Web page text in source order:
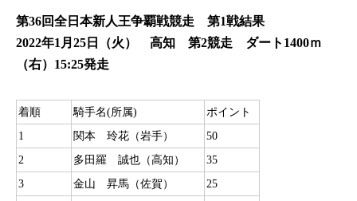
第36回全日本新人王争覇戦競走 第1戦結果
2022年1月25日（火） 高知 第2競走 ダート1400ｍ
（右）15:25発走
着順 騎手名(所属)
ポイント
1
関本 玲花（岩手）
50
2
多田羅 誠也（高知）
35
3
金山 昇馬（佐賀）
25